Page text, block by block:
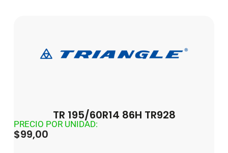
TR 195/60R14 86H TR928
PRECIO POR UNIDAD:
$99,00